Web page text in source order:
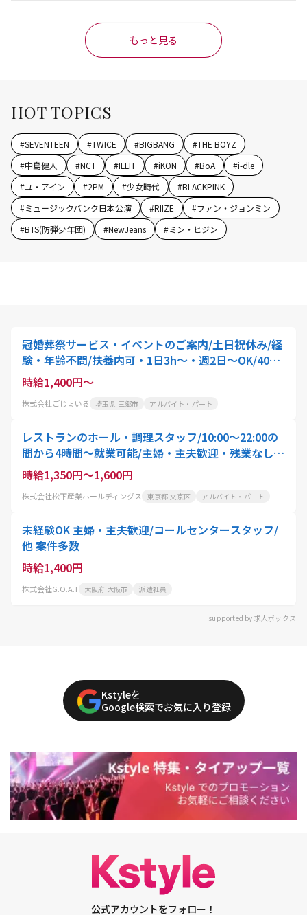
もっと見る
HOT TOPICS
#SEVENTEEN #TWICE #BIGBANG #THE BOYZ
#中島健人 #NCT #ILLIT #iKON #BoA #i-dle
#ユ・アイン #2PM #少女時代 #BLACKPINK
#ミュージックバンク日本公演 #RIIZE #ファン・ジョンミン
#BTS(防弾少年団) #NewJeans #ミン・ヒジン
冠婚葬祭サービス・イベントのご案内/土日祝休み/経
験・年齢不問/扶養内可・1日3h～・週2日～OK/40
代・50代活躍中!専業主婦の期間が長く仕事ブランク
がある方も全く
時給1,400円～
株式会社ごじょいる 埼玉県 三郷市 アルバイト・パート
レストランのホール・調理スタッフ/10:00〜22:00の
間から4時間〜就業可能/主婦・主夫歓迎・残業なし・
土日休み
時給1,350円～1,600円
株式会社松下産業ホールディングス 東京都 文京区 アルバイト・パート
未経験OK 主婦・主夫歓迎/コールセンタースタッフ/
他 案件多数
時給1,400円
株式会社G.O.A.T 大阪府 大阪市 派遣社員
supported by 求人ボックス
Kstyleを
Google検索でお気に入り登録
公式アカウントをフォロー！